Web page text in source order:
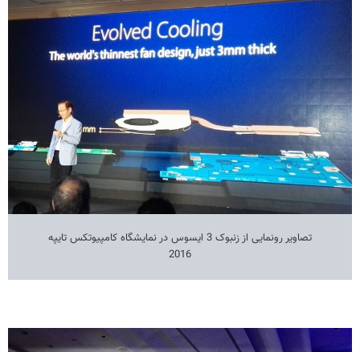
تصاویر رونمایی از زنبوک 3 ایسوس در نمایشگاه کامپیوتکس تایپه
2016